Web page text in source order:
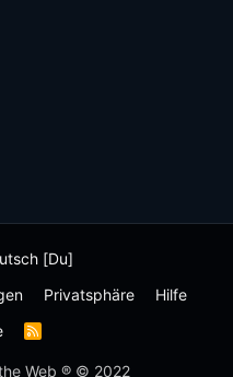
[Du]
Privatsphäre
Hilfe
R
S
Web ® © 2022